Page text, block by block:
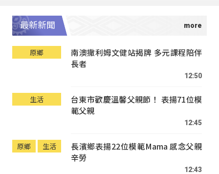
最新新聞
原鄉
南澳撒利姆文健站揭牌 多元課程陪伴
長者
12:50
生活
台東市歡慶溫馨父親節！ 表揚71位模
範父親
12:45
原鄉 生活
長濱鄉表揚22位模範Mama 感念父親
辛勞
12:43